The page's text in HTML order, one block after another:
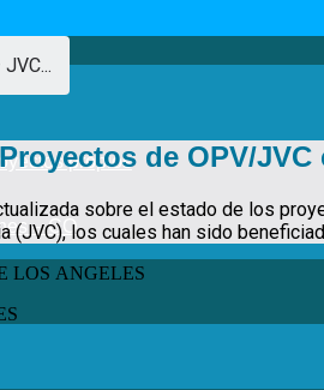
propios
– CO
Proyectos de OPV/
sobre el estado de los
(JVC), los cuales han sido